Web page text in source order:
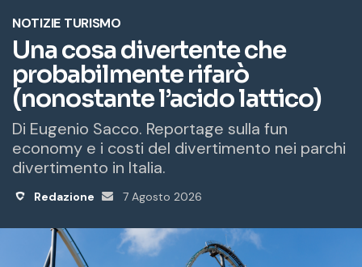
e
m
a
i
l